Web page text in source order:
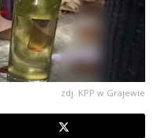
zdj. KPP w Grajewie